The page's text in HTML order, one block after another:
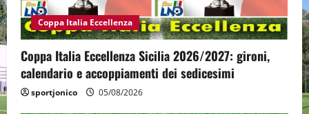
Coppa Italia Eccellenza
Coppa Italia Eccellenza Sicilia 2026/2027: gironi,
calendario e accoppiamenti dei sedicesimi
sportjonico 05/08/2026